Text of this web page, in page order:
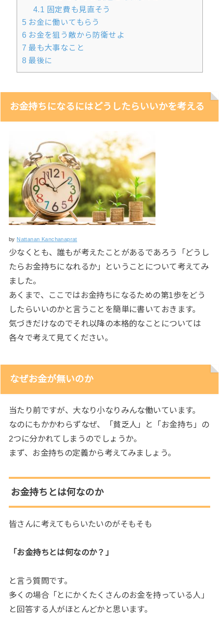
4.1 固定費も見直そう
5お金に働いてもらう
6お金を狙う敵から防衛せよ
7 最も大事なこと
8最後に
お金持ちになるにはどうしたらいいかを考える
by Nattanan Kanchanaprat
少なくとも、誰もが考えたことがあるであろう「どうし
たらお金持ちになれるか」ということについて考えてみ
ました。
あくまで、ここではお金持ちになるための第1歩をどう
したらいいのかと言うことを簡単に書いておきます。
気づきだけなのでそれ以降の本格的なことについては
各々で考えて見てください。
なぜお金が無いのか
当たり前ですが、大なり小なりみんな働いています。
なのにもかかわらずなぜ、「貧乏人」と「お金持ち」の
2つに分かれてしまうのでしょうか。
まず、お金持ちの定義から考えてみましょう。
お金持ちとは何なのか
皆さんに考えてもらいたいのがそもそも
「お金持ちとは何なのか？」
と言う質問です。
多くの場合「とにかくたくさんのお金を持っている人」
と回答する人がほとんどかと思います。